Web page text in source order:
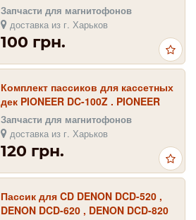
Запчасти для магнитофонов
доставка из г. Харьков
100 грн.
Комплект пассиков для кассетных
дек PIONEER DC-100Z . PIONEER
DC-101Z , PIONEER DC-200Z , DC-
201Z
Запчасти для магнитофонов
доставка из г. Харьков
120 грн.
Пассик для CD DENON DCD-520 ,
DENON DCD-620 , DENON DCD-820